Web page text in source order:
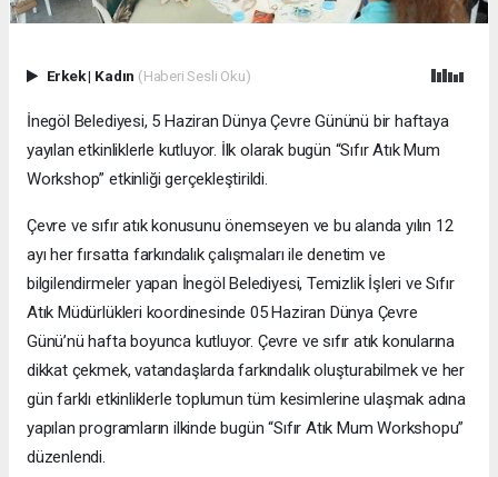
Erkek| Kadın (Haberi Sesli Oku)
İnegöl Belediyesi, 5 Haziran Dünya Çevre Gününü bir haftaya
yayılan etkinliklerle kutluyor. İlk olarak bugün “Sıfır Atık Mum
Workshop” etkinliği gerçekleştirildi.
Çevre ve sıfır atık konusunu önemseyen ve bu alanda yılın 12
ayı her fırsatta farkındalık çalışmaları ile denetim ve
bilgilendirmeler yapan İnegöl Belediyesi, Temizlik İşleri ve Sıfır
Atık Müdürlükleri koordinesinde 05 Haziran Dünya Çevre
Günü’nü hafta boyunca kutluyor. Çevre ve sıfır atık konularına
dikkat çekmek, vatandaşlarda farkındalık oluşturabilmek ve her
gün farklı etkinliklerle toplumun tüm kesimlerine ulaşmak adına
yapılan programların ilkinde bugün “Sıfır Atık Mum Workshopu”
düzenlendi.